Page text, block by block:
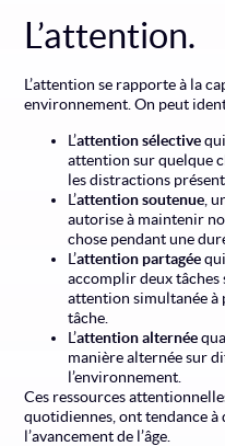
L’attention.
L’attention se rapporte à la
environnement. On peut
L’attention sélective
attention sur quelque
les distractions
L’attention soutenue ,
autorise à maintenir
chose pendant une
L’attention partagée
accomplir deux
attention simultanée à
tâche.
L’attention alternée
manière alternée sur
l’environnement.
Ces ressources
quotidiennes, ont tendance
l’avancement de l’âge.